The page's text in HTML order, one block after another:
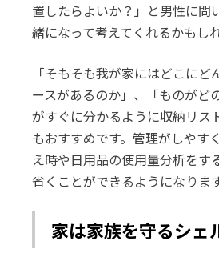
置したらよいか？」と男性に問
緒になって考えてくれるかもし
「そもそも我が家にはどこにど
ースがあるのか」、「ものがど
がすぐに分かるように収納リス
もおすすめです。管理がしやす
え時や日用品の使用量分析をす
省くことができるようになります
家は家族を守るシェ